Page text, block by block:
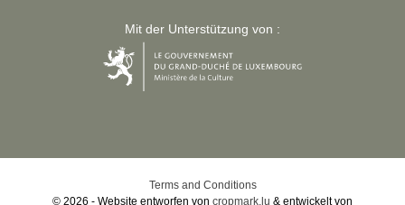
Mit der Unterstützung von :
Terms and Conditions
© 2026 - Website entworfen von cropmark.lu & entwickelt von